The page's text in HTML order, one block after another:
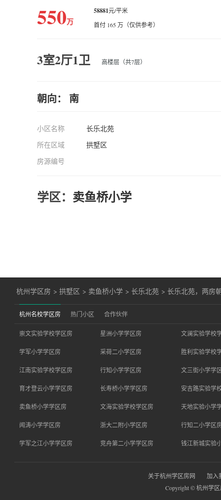
550万
58881元/平米
首付 165 万（仅供参考）
3室2厅1卫 高楼层（共7层）
朝向： 南
小区名称
长乐北苑
所在区域
拱墅区
房源编号
学区： 卖鱼桥小学
杭州学区房 >拱墅区 > 卖鱼桥小学 >长乐北苑 >长乐北苑，两房
杭州名校学区房 热门小区 合作伙伴
崇文实验学校学区房 星洲小学学区房 文澜实验学校
学军小学学区房 采荷二小学区房 胜利实验学校
江南实验学校学区房 行知小学学区房 文三街小学学
育才登云小学学区房 长寿桥小学学区房 安吉路实验学
卖鱼桥小学学区房 文海实验学校学区房 天地实验小学
闻涛小学学区房 浙大二附小学区房 行知二小学区
学军之江小学学区房 竞舟第二小学学区房 钱江新城实验
关于杭州学区房网
加入
Copyright © 杭州学